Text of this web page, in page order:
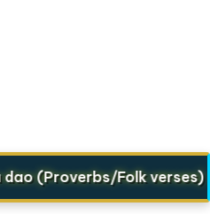
(Proverbs/Folk verses) |